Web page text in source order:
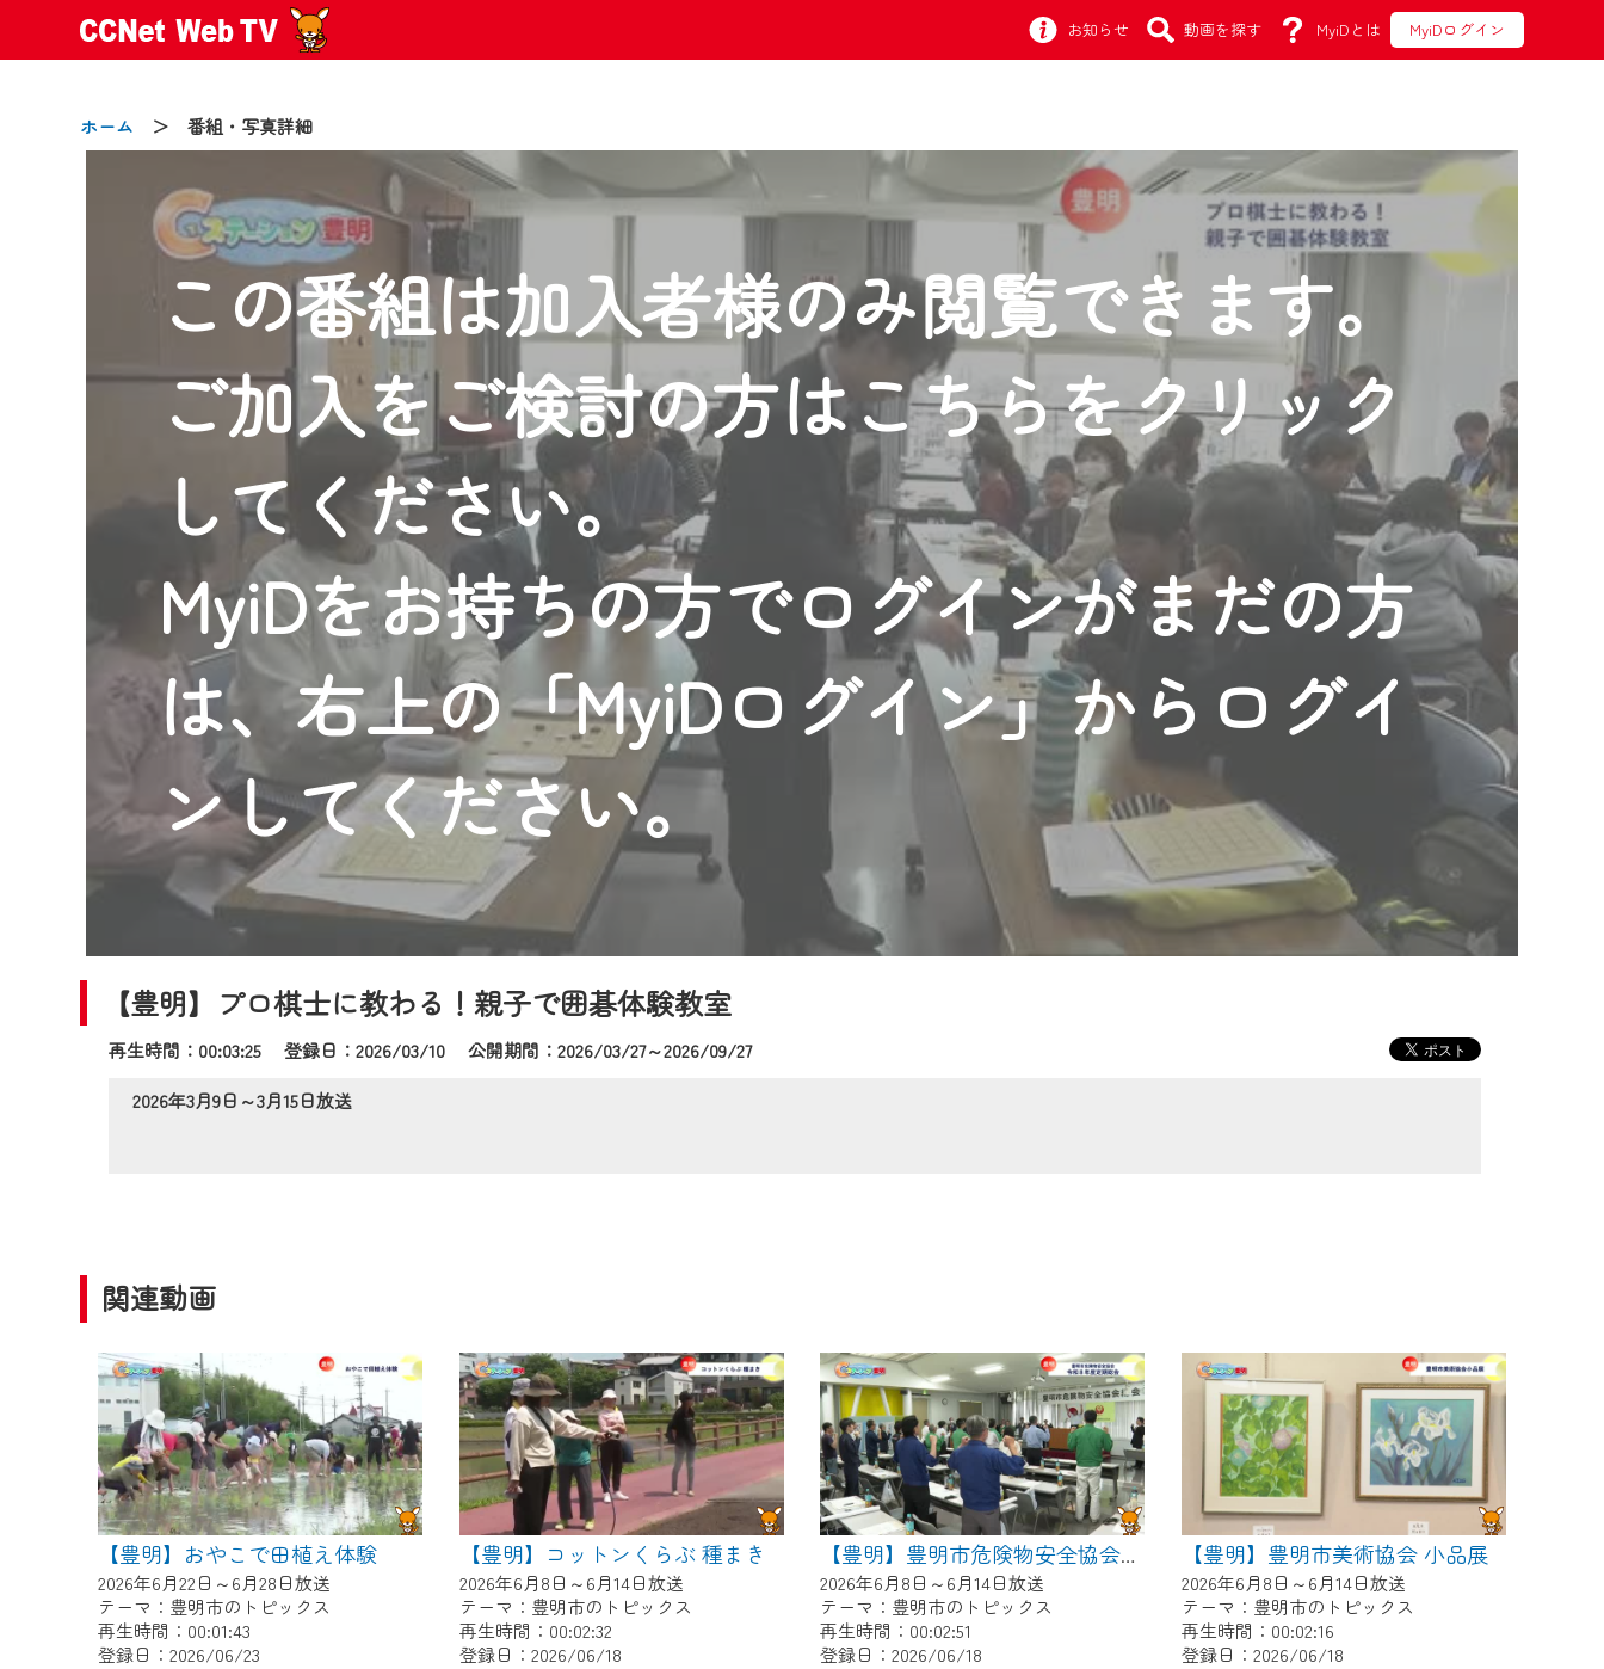
お知らせ 動画を探す MyiDとは MyiDログイン
ホーム ＞ 番組・写真詳細
この番組は加入者様のみ閲覧できます。
ご加入をご検討の方はこちらをクリック
してください。
MyiDをお持ちの方でログインがまだの方
は、右上の「MyiDログイン」からログイ
ンしてください。
【豊明】プロ棋士に教わる！親子で囲碁体験教室
再生時間：00:03:25 登録日：2026/03/10公開期間：2026/03/27～2026/09/27
2026年3月9日～3月15日放送
関連動画
【豊明】おやこで田植え体験
2026年6月22日～6月28日放送
テーマ：豊明市のトピックス
再生時間：00:01:43
登録日：2026/06/23
【豊明】コットンくらぶ 種まき
2026年6月8日～6月14日放送
テーマ：豊明市のトピックス
再生時間：00:02:32
登録日：2026/06/18
【豊明】豊明市危険物安全協会 令和８年度定期総会
2026年6月8日～6月14日放送
テーマ：豊明市のトピックス
再生時間：00:02:51
登録日：2026/06/18
【豊明】豊明市美術協会 小品展
2026年6月8日～6月14日放送
テーマ：豊明市のトピックス
再生時間：00:02:16
登録日：2026/06/18
お知らせ
2024/09/02
動画配信サービス『CCNet Web TV』は2024年9月24日からリニューアルします！
【変更点】
◆デザイン変更により、お住まいの地域の動画コンテンツが一目瞭然。
◆当社アプリやＰＣブラウザから、いつでも・どこでも・外出先でも！
CCNetサービスエリア20市町の地域情報番組をご視聴いただけます！
【ご注意】
2024年9月24日からはご加入者様へのサービス向上のため、
『CCNet Web TV』を利用いただくには、一部コンテンツを除き、
CCNetサービスへの加入と『CCNetマイページ※』へのログインが必要となります。
何卒、ご理解ご了承の程よろしくお願いいたします。
※マイページへのログインには、MyIDが必要となります。
※MyIDとは、CCNet Web TVを含むCCNetの各種サービスをご利用頂くためのIDです。
IDはお客様が使っているメールアドレスで設定できます。
（GmailやYahooなどのフリーメールアドレスでも作成可能です）
※マイページへのログイン・MyIDの新規登録はこちら
※CCNetアプリをご利用中の方は引き続きご視聴いただけます。
＜メンテナンス情報＞
CCNetWebTVのリニューアルにともないメンテナンス作業を予定しています。
日時 9/24 9:30～16:30
ご不便をおかけいたしますが、ご了承の程よろしくお願いいたします。